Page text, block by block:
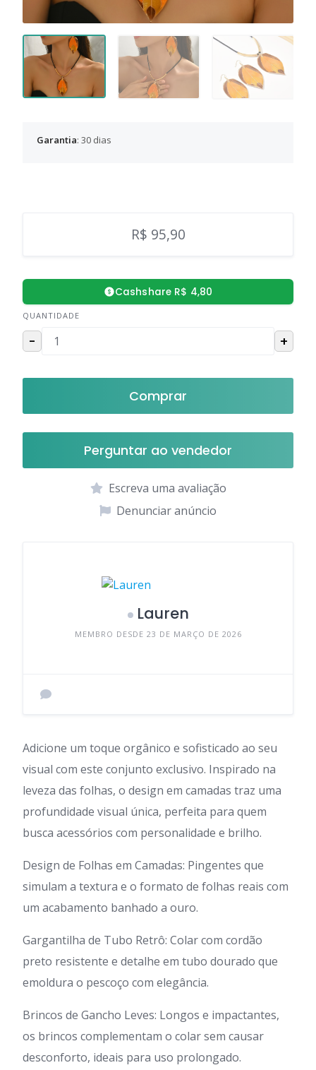
Garantia: 30 dias
R$ 95,90
Cashshare R$ 4,80
QUANTIDADE
- +
Comprar
Perguntar ao vendedor
Escreva uma avaliação
Denunciar anúncio
Lauren
MEMBRO DESDE 23 DE MARÇO DE 2026
Adicione um toque orgânico e sofisticado ao seu
visual com este conjunto exclusivo. Inspirado na
leveza das folhas, o design em camadas traz uma
profundidade visual única, perfeita para quem
busca acessórios com personalidade e brilho.
Design de Folhas em Camadas: Pingentes que
simulam a textura e o formato de folhas reais com
um acabamento banhado a ouro.
Gargantilha de Tubo Retrô: Colar com cordão
preto resistente e detalhe em tubo dourado que
emoldura o pescoço com elegância.
Brincos de Gancho Leves: Longos e impactantes,
os brincos complementam o colar sem causar
desconforto, ideais para uso prolongado.